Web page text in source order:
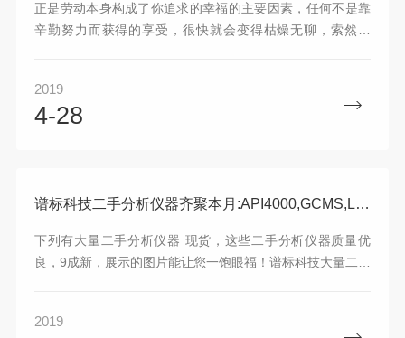
正是劳动本身构成了你追求的幸福的主要因素，任何不是靠
辛勤努力而获得的享受，很快就会变得枯燥无聊，索然无
真诚地祝福劳动者们：劳动节快乐!
2019
4-28
谱标科技二手分析仪器齐聚本月:API4000,GCMS,LCMSMS,石墨炉火焰,ICP,顶空,热电等等
下列有大量二手分析仪器 现货，这些二手分析仪器质量优
良，9成新，展示的图片能让您一饱眼福！谱标科技大量二手
多款型号，瓦里安icp 710ES/720ES，赛默飞热电
2019